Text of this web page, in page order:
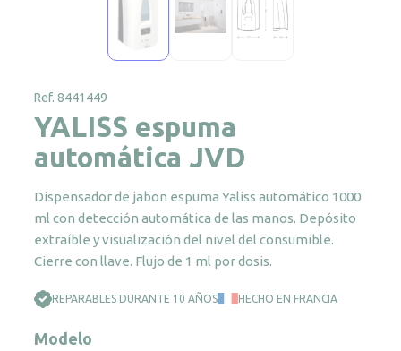
Ref. 8441449
YALISS espuma
automática JVD
Dispensador de jabon espuma Yaliss automático 1000
ml con detección automática de las manos. Depósito
extraíble y visualización del nivel del consumible.
Cierre con llave. Flujo de 1 ml por dosis.
REPARABLES DURANTE 10 AÑOS HECHO EN FRANCIA
Modelo